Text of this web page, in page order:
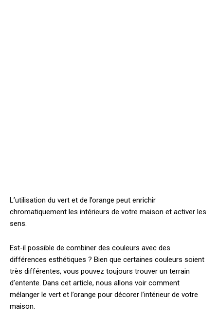
L’utilisation du vert et de l’orange peut enrichir
chromatiquement les intérieurs de votre maison et activer les
sens.
Est-il possible de combiner des couleurs avec des
différences esthétiques ? Bien que certaines couleurs soient
très différentes, vous pouvez toujours trouver un terrain
d’entente. Dans cet article, nous allons voir comment
mélanger le vert et l’orange pour décorer l’intérieur de votre
maison.